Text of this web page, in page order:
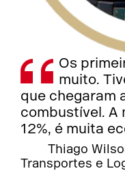
Os
muito.
que chegaram
combustível. A
12%, é muita
Thiago
Transportes e